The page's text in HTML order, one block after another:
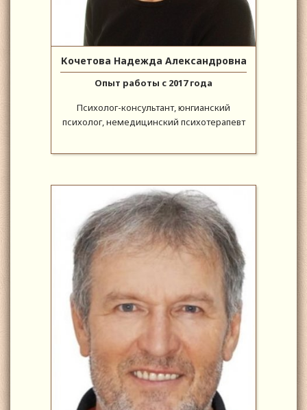
Кочетова Надежда Александровна
Опыт работы с 2017 года
Психолог-консультант, юнгианский
психолог, немедицинский психотерапевт